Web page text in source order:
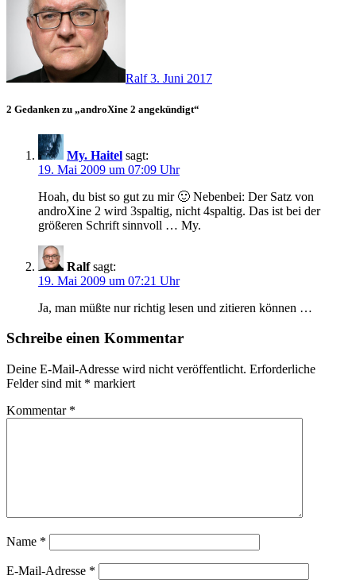
Ralf3. Juni 2017
2 Gedanken zu „androXine 2 angekündigt“
My. Haitel sagt:
19. Mai 2009 um 07:09 Uhr
Hoah, du bist so gut zu mir 🙂 Nebenbei: Der Satz von
androXine 2 wird 3spaltig, nicht 4spaltig. Das ist bei der
größeren Schrift sinnvoll … My.
Ralf sagt:
19. Mai 2009 um 07:21 Uhr
Ja, man müßte nur richtig lesen und zitieren können …
Schreibe einen Kommentar
Deine E-Mail-Adresse wird nicht veröffentlicht. Erforderliche
Felder sind mit * markiert
Kommentar *
Name *
E-Mail-Adresse *